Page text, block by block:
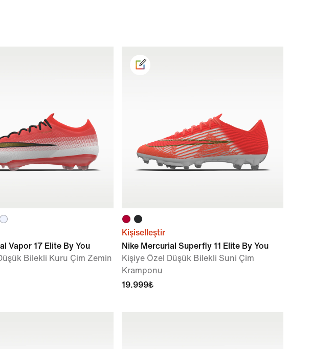
Vapor 17 Elite By You
Bilekli Kuru Çim Zemin
Kişiselleştir
Nike Mercurial Superfly 11 Elite By You
Kişiye Özel Düşük Bilekli Suni Çim
Kramponu
19.999₺